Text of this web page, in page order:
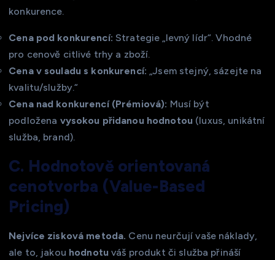
konkurence.
Cena pod konkurencí: Strategie „levný lídr“. Vhodné
pro cenově citlivé trhy a zboží.
Cena v souladu s konkurencí: „Jsem stejný, sázejte na
kvalitu/služby.“
Cena nad konkurencí (Prémiová): Musí být
podložena vysokou přidanou hodnotou (luxus, unikátní
služba, brand).
C. Hodnotově orientovaná
cenotvorba (Value-Based
Pricing)
Nejvíce zisková metoda. Cenu neurčují vaše náklady,
ale to, jakou hodnotu váš produkt či služba přináší